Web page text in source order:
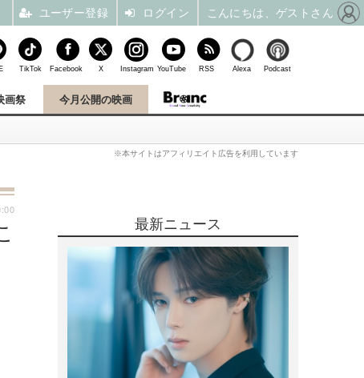
画祭 今月公開の映画
※本サイトはアフィリエイト広告を利用しています
最新ニュース
TikTok Facebook X Instagram YouTube RSS Alexa Podcast
ユーザー登録 ログイン こんにちは、ゲストさん